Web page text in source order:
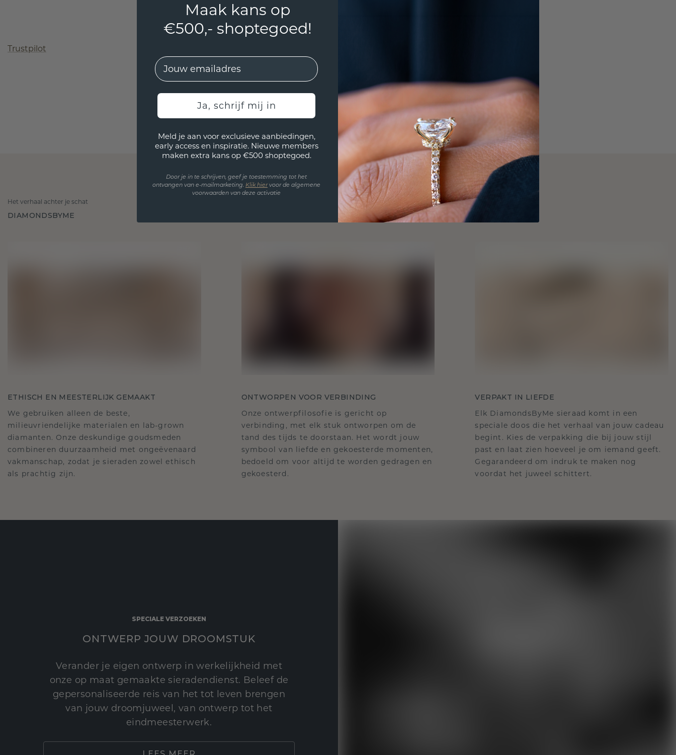
Trustpilot
Het verhaal achter je schat
DIAMONDSBYME
ETHISCH EN MEESTERLIJK GEMAAKT
We gebruiken alleen de beste,
milieuvriendelijke materialen en lab-grown
diamanten. Onze deskundige goudsmeden
combineren duurzaamheid met ongeëvenaard
vakmanschap, zodat je sieraden zowel ethisch
als prachtig zijn.
ONTWORPEN VOOR VERBINDING
Onze ontwerpfilosofie is gericht op
verbinding, met elk stuk ontworpen om de
tand des tijds te doorstaan. Het wordt jouw
symbool van liefde en gekoesterde momenten,
bedoeld om voor altijd te worden gedragen en
gekoesterd.
VERPAKT IN LIEFDE
Elk DiamondsByMe sieraad komt in een
speciale doos die het verhaal van jouw cadeau
begint. Kies de verpakking die bij jouw stijl
past en laat zien hoeveel je om iemand geeft.
Gegarandeerd om indruk te maken nog
voordat het juweel schittert.
SPECIALE VERZOEKEN
ONTWERP JOUW DROOMSTUK
Verander je eigen ontwerp in werkelijkheid met
onze op maat gemaakte sieradendienst. Beleef de
gepersonaliseerde reis van het tot leven brengen
van jouw droomjuweel, van ontwerp tot het
eindmeesterwerk.
Maak kans op
€500,- shoptegoed!
EMail
Ja, schrijf mij in
Meld je aan voor exclusieve aanbiedingen,
early access en inspiratie. Nieuwe members
maken extra kans op €500 shoptegoed.
Door je in te schrijven, geef je toestemming tot het
ontvangen van e-mailmarketing. Klik hiervoor de algemene
voorwaarden van deze activatie